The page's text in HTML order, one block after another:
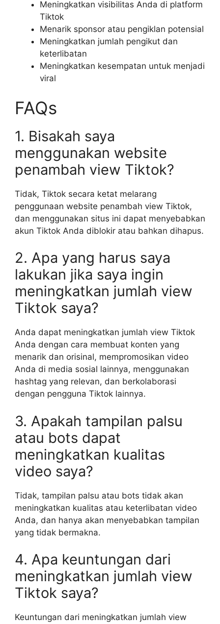
Meningkatkan visibilitas Anda di platform
Tiktok
Menarik sponsor atau pengiklan potensial
Meningkatkan jumlah pengikut dan
keterlibatan
Meningkatkan kesempatan untuk menjadi
viral
FAQs
1. Bisakah saya
menggunakan website
penambah view Tiktok?
Tidak, Tiktok secara ketat melarang
penggunaan website penambah view Tiktok,
dan menggunakan situs ini dapat menyebabkan
akun Tiktok Anda diblokir atau bahkan dihapus.
2. Apa yang harus saya
lakukan jika saya ingin
meningkatkan jumlah view
Tiktok saya?
Anda dapat meningkatkan jumlah view Tiktok
Anda dengan cara membuat konten yang
menarik dan orisinal, mempromosikan video
Anda di media sosial lainnya, menggunakan
hashtag yang relevan, dan berkolaborasi
dengan pengguna Tiktok lainnya.
3. Apakah tampilan palsu
atau bots dapat
meningkatkan kualitas
video saya?
Tidak, tampilan palsu atau bots tidak akan
meningkatkan kualitas atau keterlibatan video
Anda, dan hanya akan menyebabkan tampilan
yang tidak bermakna.
4. Apa keuntungan dari
meningkatkan jumlah view
Tiktok saya?
Keuntungan dari meningkatkan jumlah view